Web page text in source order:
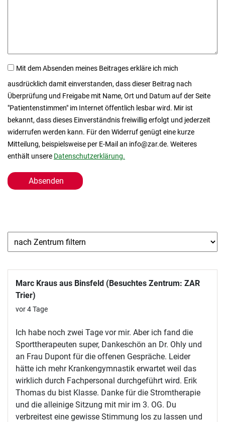
Mit dem Absenden meines Beitrages erkläre ich mich
ausdrücklich damit einverstanden, dass dieser Beitrag nach
Überprüfung und Freigabe mit Name, Ort und Datum auf der Seite
"Patientenstimmen" im Internet öffentlich lesbar wird. Mir ist
bekannt, dass dieses Einverständnis freiwillig erfolgt und jederzeit
widerrufen werden kann. Für den Widerruf genügt eine kurze
Mitteilung, beispielsweise per E-Mail an info@zar.de. Weiteres
enthält unsere Datenschutzerklärung.
Marc Kraus aus Binsfeld (Besuchtes Zentrum: ZAR
Trier)
vor 4 Tage
Ich habe noch zwei Tage vor mir. Aber ich fand die
Sporttherapeuten super, Dankeschön an Dr. Ohly und
an Frau Dupont für die offenen Gespräche. Leider
hätte ich mehr Krankengymnastik erwartet weil das
wirklich durch Fachpersonal durchgeführt wird. Erik
Thomas du bist Klasse. Danke für die Stromtherapie
und die alleinige Sitzung mit mir im 3. OG. Du
verbreitest eine gewisse Stimmung los zu lassen und